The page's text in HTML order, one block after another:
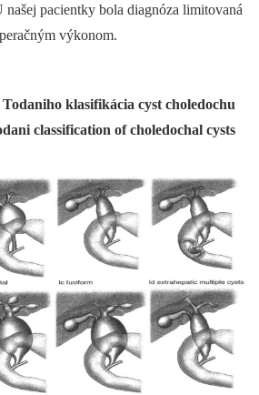
pacientky bola diagnóza limitovaná
výkonom.
klasifikácia cyst choledochu
classification of choledochal cysts